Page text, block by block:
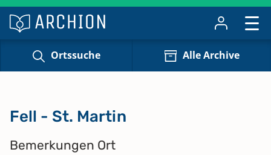
Ortssuche Alle Archive
Fell - St. Martin
Bemerkungen Ort